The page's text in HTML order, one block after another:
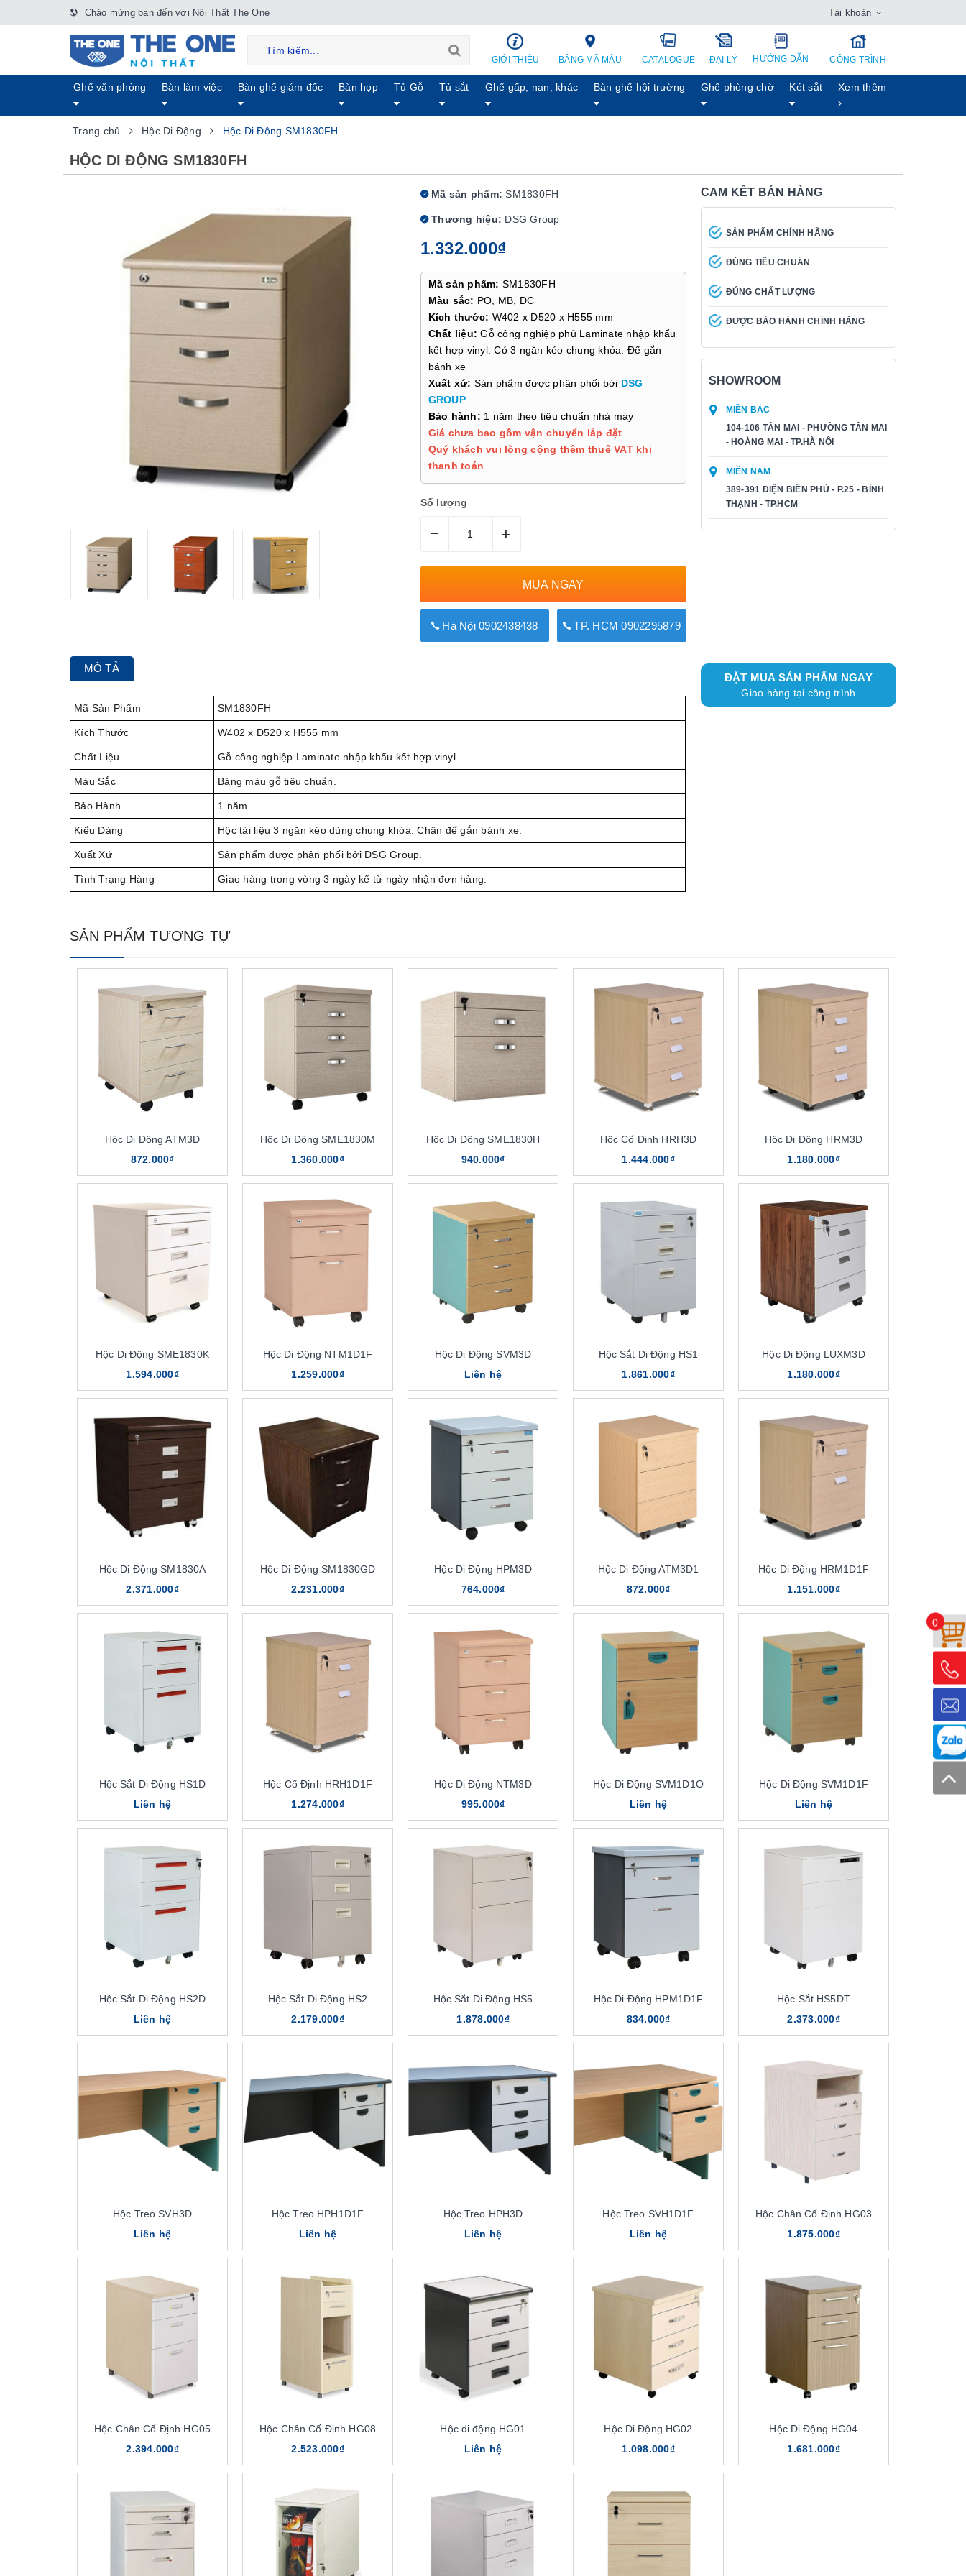
Chào mừng bạn đến với Nội Thất The One Tài khoản
GIỚI THIỆU BẢNG MÃ MÀU CATALOGUE ĐẠI LÝ HƯỚNG DẪN CÔNG TRÌNH
Ghế văn phòng Bàn làm việc Bàn ghế giám đốc Bàn họp Tủ Gỗ Tủ sắt Ghế gấp, nan, khác Bàn ghế hội trường Ghế phòng chờ Két sẳt Xem thêm
Trang chủ Hộc Di Động Hộc Di Động SM1830FH
HỘC DI ĐỘNG SM1830FH
Mã sản phẩm: SM1830FH
Thương hiệu: DSG Group
1.332.000₫
Mã sản phẩm: SM1830FH
Màu sắc: PO, MB, DC
Kích thước: W402 x D520 x H555 mm
Chất liệu: Gỗ công nghiệp phủ Laminate nhập khẩu
kết hợp vinyl. Có 3 ngăn kéo chung khóa. Đế gắn
bánh xe
Xuất xứ: Sản phẩm được phân phối bởi DSG
GROUP
Bảo hành: 1 năm theo tiêu chuẩn nhà máy
Giá chưa bao gồm vận chuyển lắp đặt
Quý khách vui lòng cộng thêm thuế VAT khi
thanh toán
Số lượng
– +
MUA NGAY
Hà Nội 0902438438 TP. HCM 0902295879
CAM KẾT BÁN HÀNG
SẢN PHẨM CHÍNH HÃNG
ĐÚNG TIÊU CHUẨN
ĐÚNG CHẤT LƯỢNG
ĐƯỢC BẢO HÀNH CHÍNH HÃNG
SHOWROOM
MIỀN BẮC
104-106 TÂN MAI - PHƯỜNG TÂN MAI
- HOÀNG MAI - TP.HÀ NỘI
MIỀN NAM
389-391 ĐIỆN BIÊN PHỦ - P.25 - BÌNH
THẠNH - TP.HCM
MÔ TẢ
Mã Sản Phẩm SM1830FH
Kích Thước W402 x D520 x H555 mm
Chất Liệu Gỗ công nghiệp Laminate nhập khẩu kết hợp vinyl.
Màu Sắc Bảng màu gỗ tiêu chuẩn.
Bảo Hành 1 năm.
Kiểu Dáng Hộc tài liệu 3 ngăn kéo dùng chung khóa. Chân đế gắn bánh xe.
Xuất Xứ Sản phẩm được phân phối bởi DSG Group.
Tình Trạng Hàng Giao hàng trong vòng 3 ngày kể từ ngày nhận đơn hàng.
ĐẶT MUA SẢN PHẨM NGAY
Giao hàng tại công trình
SẢN PHẨM TƯƠNG TỰ
Hộc Di Động ATM3D
872.000₫
Hộc Di Động SME1830M
1.360.000₫
Hộc Di Động SME1830H
940.000₫
Hộc Cố Định HRH3D
1.444.000₫
Hộc Di Động HRM3D
1.180.000₫
Hộc Di Động SME1830K
1.594.000₫
Hộc Di Động NTM1D1F
1.259.000₫
Hộc Di Động SVM3D
Liên hệ
Hộc Sắt Di Động HS1
1.861.000₫
Hộc Di Động LUXM3D
1.180.000₫
Hộc Di Động SM1830A
2.371.000₫
Hộc Di Động SM1830GD
2.231.000₫
Hộc Di Động HPM3D
764.000₫
Hộc Di Động ATM3D1
872.000₫
Hộc Di Động HRM1D1F
1.151.000₫
Hộc Sắt Di Động HS1D
Liên hệ
Hộc Cố Định HRH1D1F
1.274.000₫
Hộc Di Động NTM3D
995.000₫
Hộc Di Động SVM1D1O
Liên hệ
Hộc Di Động SVM1D1F
Liên hệ
Hộc Sắt Di Động HS2D
Liên hệ
Hộc Sắt Di Động HS2
2.179.000₫
Hộc Sắt Di Động HS5
1.878.000₫
Hộc Di Động HPM1D1F
834.000₫
Hộc Sắt HS5DT
2.373.000₫
Hộc Treo SVH3D
Liên hệ
Hộc Treo HPH1D1F
Liên hệ
Hộc Treo HPH3D
Liên hệ
Hộc Treo SVH1D1F
Liên hệ
Hộc Chân Cố Định HG03
1.875.000₫
Hộc Chân Cố Định HG05
2.394.000₫
Hộc Chân Cố Định HG08
2.523.000₫
Hộc di động HG01
Liên hệ
Hộc Di Động HG02
1.098.000₫
Hộc Di Động HG04
1.681.000₫
0